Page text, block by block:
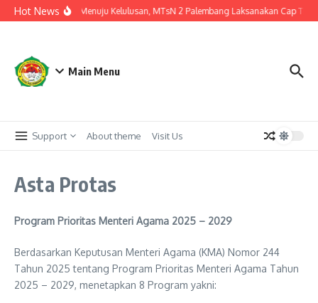
Lewati ke konten
Hot News
Langkah Akhir Menuju Kelulusan, MTsN 2 Palembang Laksanakan Cap Tiga
Main Menu
Support About theme Visit Us
Asta Protas
Program Prioritas Menteri Agama 2025 – 2029
Berdasarkan Keputusan Menteri Agama (KMA) Nomor 244
Tahun 2025 tentang Program Prioritas Menteri Agama Tahun
2025 – 2029, menetapkan 8 Program yakni: